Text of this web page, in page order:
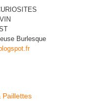
Burlesque
Paillettes